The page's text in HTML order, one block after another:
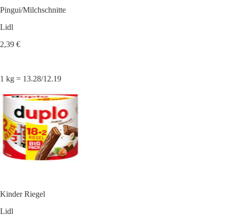
Pingui/Milchschnitte
Lidl
2,39 €
1 kg = 13.28/12.19
Kinder Riegel
Lidl